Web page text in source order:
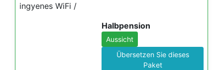
ingyenes WiFi /
Halbpension
Aussicht
Übersetzen Sie dieses
Paket